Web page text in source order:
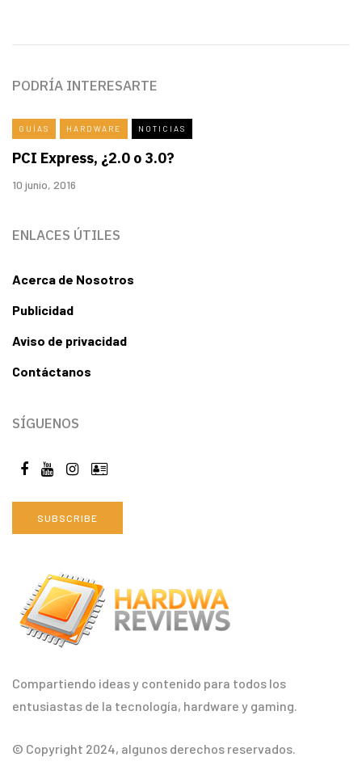
Compartiendo ideas y contenido para todos los
entusiastas de la tecnología, hardware y gaming.
© Copyright 2024, algunos derechos reservados.
PODRÍA INTERESARTE
GUÍAS HARDWARE NOTICIAS
PCI Express, ¿2.0 o 3.0?
10 junio, 2016
ENLACES ÚTILES
Acerca de Nosotros
Publicidad
Aviso de privacidad
Contáctanos
SÍGUENOS
SUBSCRIBE